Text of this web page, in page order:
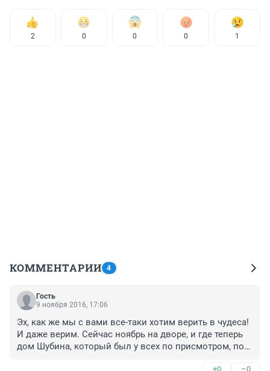
2 0 0 0 1
КОММЕНТАРИИ 4
Гость
9 ноября 2016, 17:06
Эх, как же мы с вами все-таки хотим верить в чудеса!
И даже верим. Сейчас ноябрь на дворе, и где теперь
дом Шубина, который был у всех по присмотром, под
+0 –0